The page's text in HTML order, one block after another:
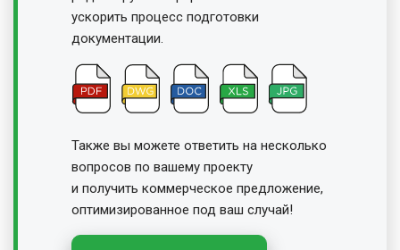
ускорить процесс подготовки
документации.
Также вы можете ответить на несколько
вопросов по вашему проекту
и получить коммерческое предложение,
оптимизированное под ваш случай!